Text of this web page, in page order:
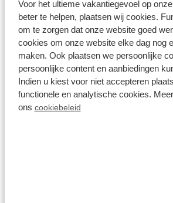
Voor het ultieme vakantiegevoel op
beter te helpen, plaatsen wij cookies.
om te zorgen dat onze website goed
cookies om onze website elke dag nog
maken. Ook plaatsen we persoonlijke
persoonlijke content en aanbiedingen
Indien u kiest voor niet accepteren
functionele en analytische cookies.
ons cookiebeleid
Ansehen